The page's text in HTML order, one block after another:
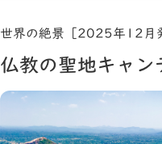
世界の絶景［2025年12月
仏教の聖地キャン